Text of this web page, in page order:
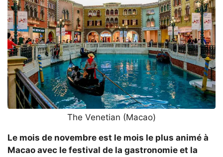
The Venetian (Macao)
Le mois de novembre est le mois le plus animé à
Macao avec le festival de la gastronomie et la